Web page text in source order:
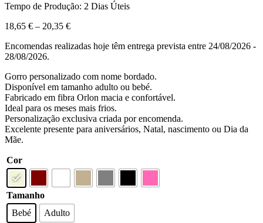
Tempo de Produção: 2 Dias Úteis
18,65 € – 20,35 €
Encomendas realizadas hoje têm entrega prevista entre 24/08/2026 -
28/08/2026.
Gorro personalizado com nome bordado.
Disponível em tamanho adulto ou bebé.
Fabricado em fibra Orlon macia e confortável.
Ideal para os meses mais frios.
Personalização exclusiva criada por encomenda.
Excelente presente para aniversários, Natal, nascimento ou Dia da
Mãe.
Cor
Tamanho
Bebé
Adulto